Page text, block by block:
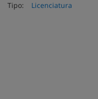
Tipo:
Licenciatura